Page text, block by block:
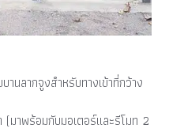
นลากจูงสำหรับทางเข้าที่กว้าง
มาพร้อมกับมอเตอร์และรีโมท 2